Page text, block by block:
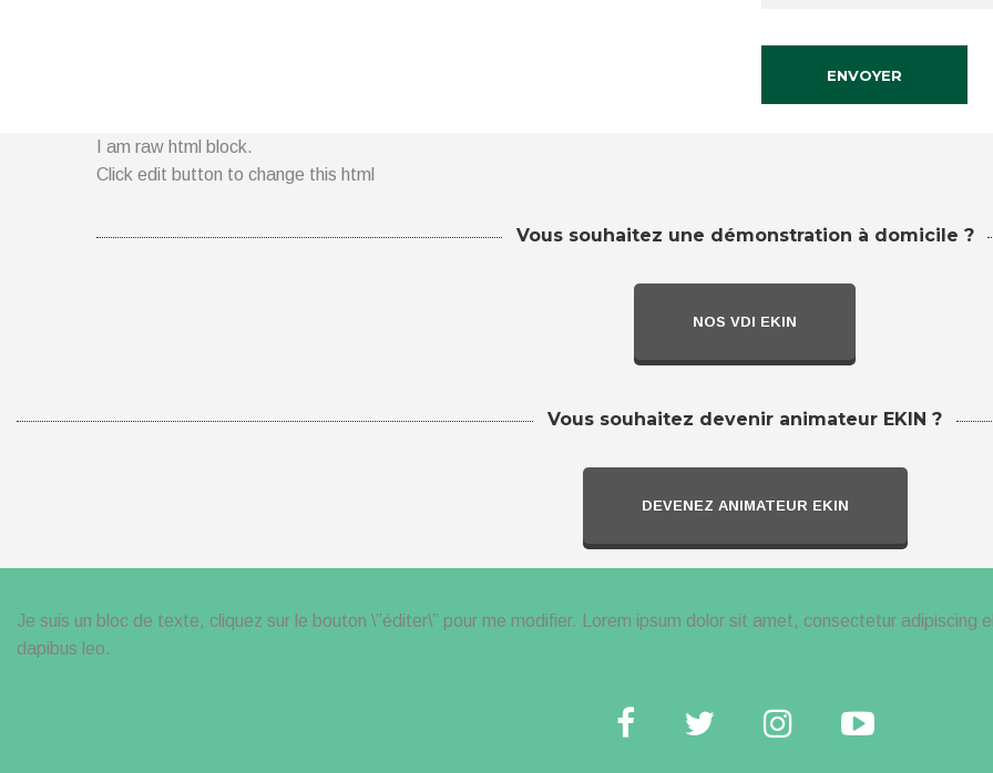
I am raw html block.
Click edit button to change this html
Vous souhaitez une démonstration à domicile ?
NOS VDI EKIN
Vous souhaitez devenir animateur EKIN ?
DEVENEZ ANIMATEUR EKIN
Je suis un bloc de texte, cliquez sur le bouton \”éditer\” pour me modifier. Lorem ipsum dolor sit amet, consectetur
dapibus leo.